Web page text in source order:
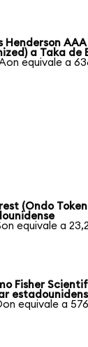
Henderson AAA
a Taka de
equivale a
(Ondo
equivale a
Fisher
equivale a